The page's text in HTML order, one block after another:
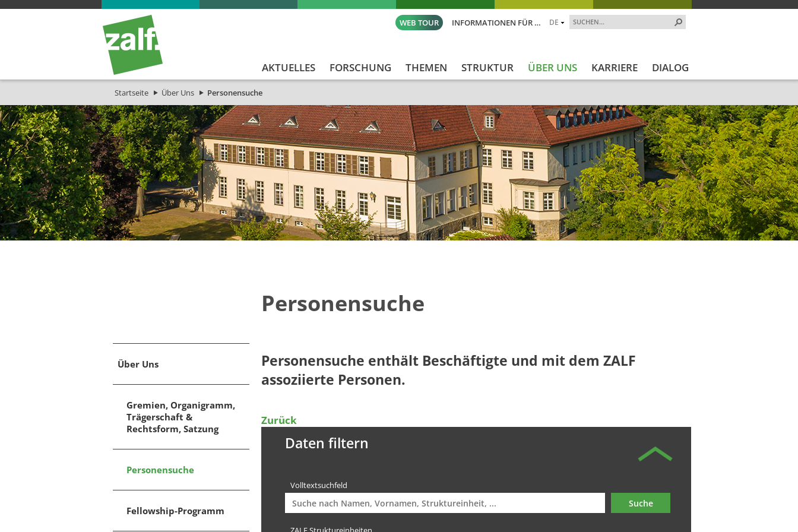
DE
INFORMATIONEN FÜR …
WEB TOUR
AKTUELLES FORSCHUNG THEMEN STRUKTUR ÜBER UNS KARRIERE DIALOG
Startseite Über Uns Personensuche
Über Uns
Gremien, Organigramm,
Trägerschaft &
Rechtsform, Satzung
Personensuche
Fellowship-Programm
Personensuche
​​​​​​​​​​​​​​​​Personensuche enthält Beschäftigte und mit dem ZALF
assoziierte Personen.​
Zurück
Daten filtern
Volltextsuchfeld